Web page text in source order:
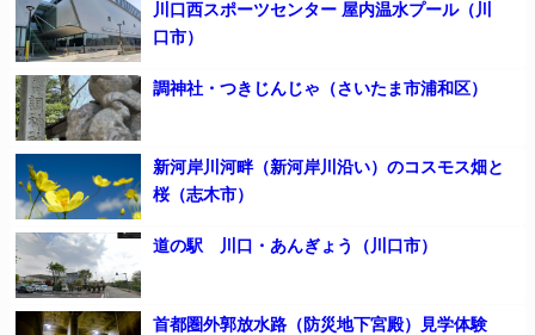
川口西スポーツセンター 屋内温水プール（川
口市）
調神社・つきじんじゃ（さいたま市浦和区）
新河岸川河畔（新河岸川沿い）のコスモス畑と
桜（志木市）
道の駅 川口・あんぎょう（川口市）
首都圏外郭放水路（防災地下宮殿）見学体験